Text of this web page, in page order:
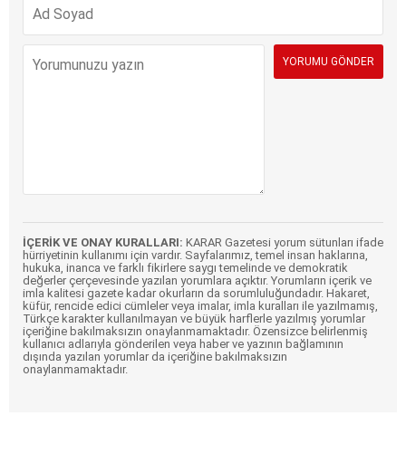
İÇERİK VE ONAY KURALLARI: KARAR Gazetesi yorum sütunları ifade
hürriyetinin kullanımı için vardır. Sayfalarımız, temel insan haklarına,
hukuka, inanca ve farklı fikirlere saygı temelinde ve demokratik
değerler çerçevesinde yazılan yorumlara açıktır. Yorumların içerik ve
imla kalitesi gazete kadar okurların da sorumluluğundadır. Hakaret,
küfür, rencide edici cümleler veya imalar, imla kuralları ile yazılmamış,
Türkçe karakter kullanılmayan ve büyük harflerle yazılmış yorumlar
içeriğine bakılmaksızın onaylanmamaktadır. Özensizce belirlenmiş
kullanıcı adlarıyla gönderilen veya haber ve yazının bağlamının
dışında yazılan yorumlar da içeriğine bakılmaksızın
onaylanmamaktadır.